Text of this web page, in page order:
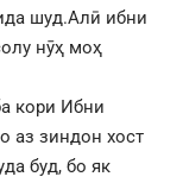
шуд.Алӣ ибни
нӯҳ моҳ
кори Ибни
аз зиндон хост
буд, бо як